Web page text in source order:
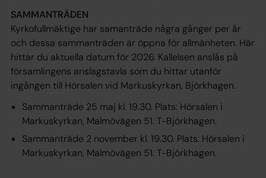
SAMMANTRÄDEN
Kyrkofullmäktige har samanträde några gånger per år
och dessa sammanträden är öppna för allmänheten. Här
hittar du aktuella datum för 2026. Kallelsen anslås på
församlingens anslagstavla som du hittar utanför
ingången till Hörsalen vid Markuskyrkan, Björkhagen.
Sammanträde 25 maj kl. 19.30. Plats: Hörsalen i
Markuskyrkan, Malmövägen 51. T-Björkhagen.
Sammanträde 2 november kl. 19.30. Plats: Hörsalen i
Markuskyrkan, Malmövägen 51. T-Björkhagen.